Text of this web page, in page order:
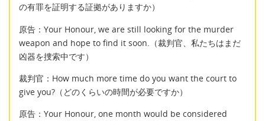
の有罪を証明する証拠がありますか）
原告：Your Honour, we are still looking for the murder
weapon and hope to find it soon.（裁判官、私たちはまだ
凶器を捜索中です）
裁判官：How much more time do you want the court to
give you?（どのくらいの時間が必要ですか）
原告：Your Honour, one month would be considered